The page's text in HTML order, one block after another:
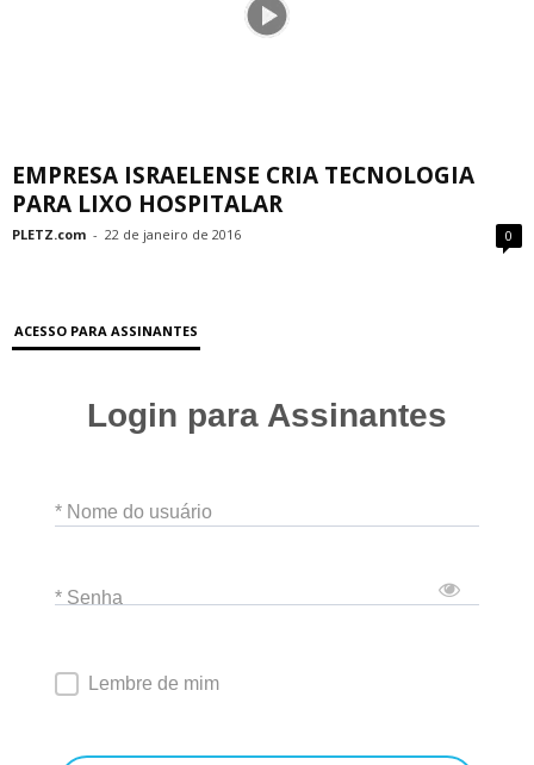
EMPRESA ISRAELENSE CRIA TECNOLOGIA
PARA LIXO HOSPITALAR
PLETZ.com - 22 de janeiro de 2016 0
ACESSO PARA ASSINANTES
Login para Assinantes
* Nome do usuário
* Senha
Lembre de mim